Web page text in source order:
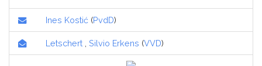
Ines Kostić (PvdD)
Letschert Silvio Erkens (VVD)